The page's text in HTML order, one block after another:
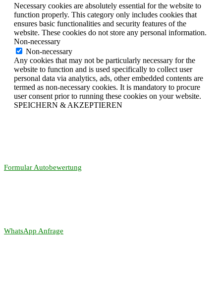
Necessary cookies are absolutely essential for the website to
function properly. This category only includes cookies that
ensures basic functionalities and security features of the
website. These cookies do not store any personal information.
Non-necessary
Non-necessary
Any cookies that may not be particularly necessary for the
website to function and is used specifically to collect user
personal data via analytics, ads, other embedded contents are
termed as non-necessary cookies. It is mandatory to procure
user consent prior to running these cookies on your website.
SPEICHERN & AKZEPTIEREN
Formular Autobewertung
WhatsApp Anfrage